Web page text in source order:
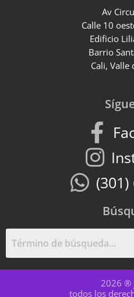
Av
Calle 10
Edificio
Barrio
Cali, Valle
2026 ®
todos los